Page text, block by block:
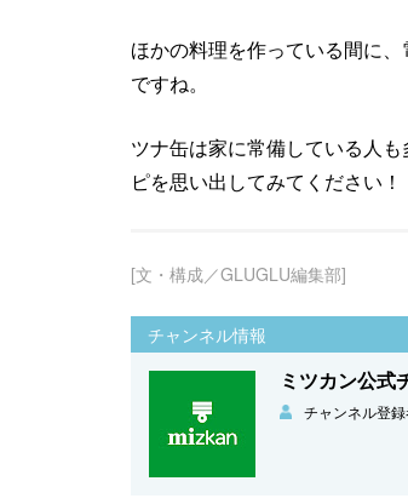
ほかの料理を作っている間に
ですね。
ツナ缶は家に常備している人
ピを思い出してみてください！
[文・構成／GLUGLU編集部]
チャンネル情報
ミツカン公式
チャンネル登